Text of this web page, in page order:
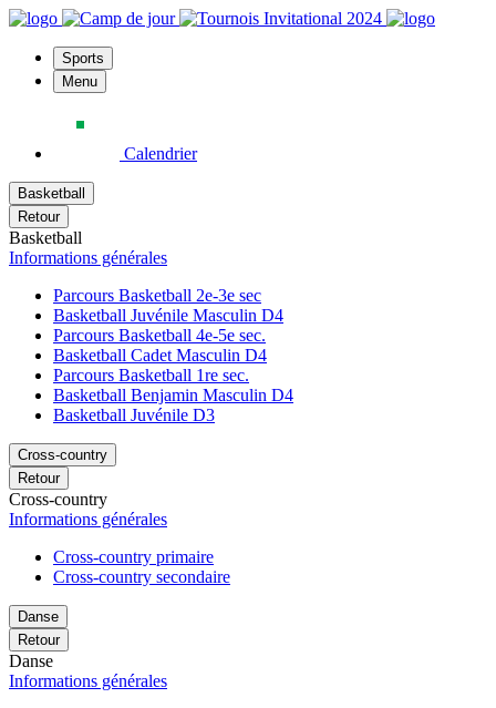
Sports
Menu
Calendrier
Basketball
Retour
Basketball
Informations générales
Parcours Basketball 2e-3e sec
Basketball Juvénile Masculin D4
Parcours Basketball 4e-5e sec.
Basketball Cadet Masculin D4
Parcours Basketball 1re sec.
Basketball Benjamin Masculin D4
Basketball Juvénile D3
Cross-country
Retour
Cross-country
Informations générales
Cross-country primaire
Cross-country secondaire
Danse
Retour
Danse
Informations générales